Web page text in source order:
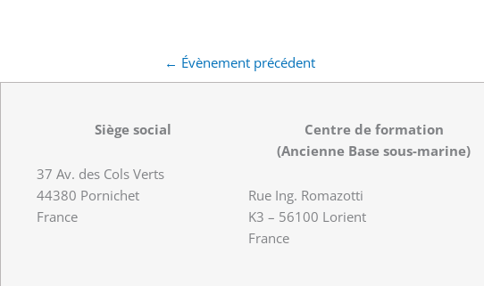
← Évènement précédent
Siège social
37 Av. des Cols Verts
44380 Pornichet
France
Centre de formation
(Ancienne Base sous-marine)
Rue Ing. Romazotti
K3 – 56100 Lorient
France